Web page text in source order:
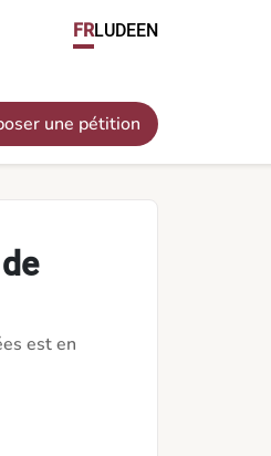
FRLUDEEN
une pétition
est en